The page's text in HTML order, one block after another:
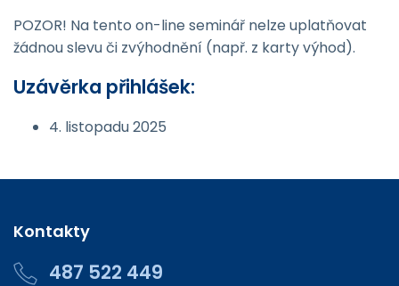
POZOR! Na tento on-line seminář nelze uplatňovat
žádnou slevu či zvýhodnění (např. z karty výhod).
Uzávěrka přihlášek:
4. listopadu 2025
Kontakty
487 522 449